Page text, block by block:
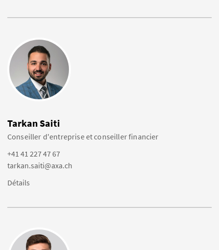
Tarkan Saiti
Conseiller d'entreprise et conseiller financier
+41 41 227 47 67
tarkan.saiti@axa.ch
Détails